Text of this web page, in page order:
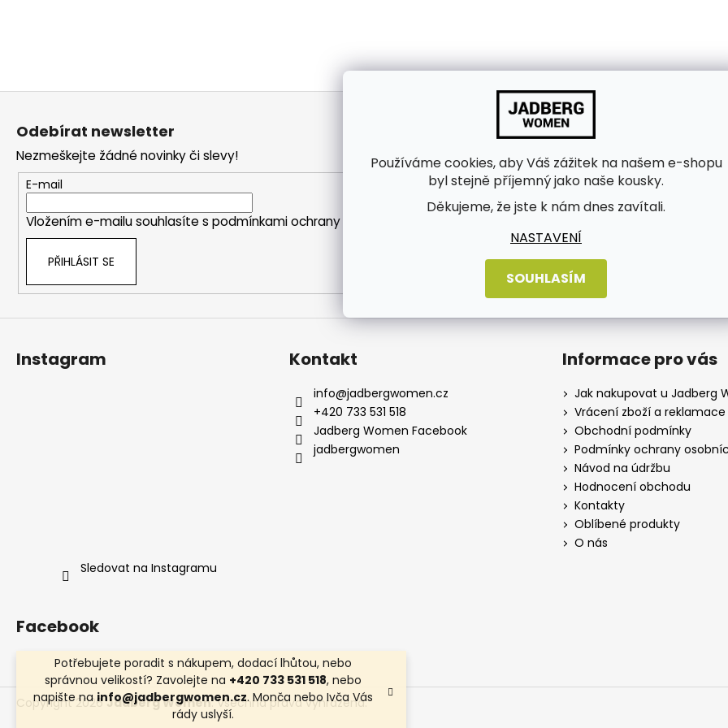
Používáme cookies, aby Váš zážitek na našem e-shopu
byl stejně příjemný jako naše kousky.
Děkujeme, že jste k nám dnes zavítali.
NASTAVENÍ
SOUHLASÍM
Potřebujete poradit s nákupem, dodací lhůtou, nebo
správnou velikostí? Zavolejte na +420 733 531 518, nebo
napište nainfo@jadbergwomen.cz. Monča nebo Ivča Vás
rády uslyší.
t
Z
Odebírat newsletter
Nezmeškejte žádné novinky či slevy!
E-mail
Vložením e-mailu souhlasíte s podmínkami ochrany osobních údajů
PŘIHLÁSIT SE
Instagram
Sledovat na Instagramu
Kontakt
info@jadbergwomen.cz
+420 733 531 518
Jadberg Women Facebook
jadbergwomen
Informace pro vás
Jak nakupovat u Jadberg
Vrácení zboží a reklamace
Obchodní podmínky
Podmínky ochrany
Návod na údržbu
Hodnocení obchodu
Kontakty
Oblíbené produkty
O nás
Facebook
Copyright 2026Jadberg Women. Všechna práva vyhrazena.